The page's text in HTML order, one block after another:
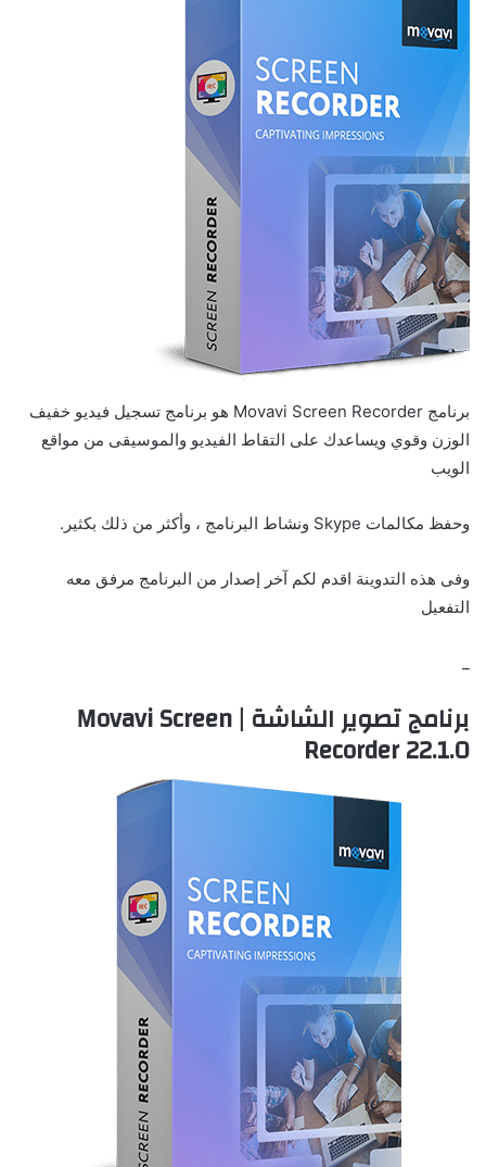
برنامج Movavi Screen Recorder هو برنامج تسجيل فيديو خفيف
الوزن وقوي ويساعدك على التقاط الفيديو والموسيقى من مواقع
الويب
وحفظ مكالمات Skype ونشاط البرنامج ، وأكثر من ذلك بكثير.
وفى هذه التدوينة اقدم لكم آخر إصدار من البرنامج مرفق معه
التفعيل
برنامج تصوير الشاشة | Movavi Screen
Recorder 22.1.0